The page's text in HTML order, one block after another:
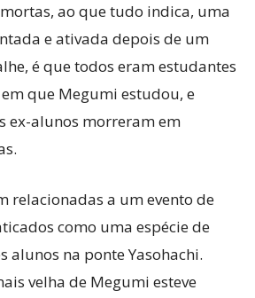
ao que tudo indica, uma
e ativada depois de um
é que todos eram estudantes
que Megumi estudou, e
ex-alunos morreram em
relacionadas a um evento de
como uma espécie de
alunos na ponte Yasohachi.
velha de Megumi esteve